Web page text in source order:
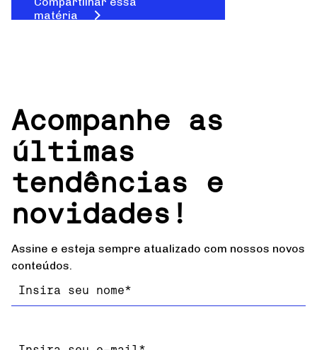
matéria
Acompanhe as
últimas
tendências e
novidades!
Assine e esteja sempre atualizado com nossos novos
conteúdos.
Nome
Email